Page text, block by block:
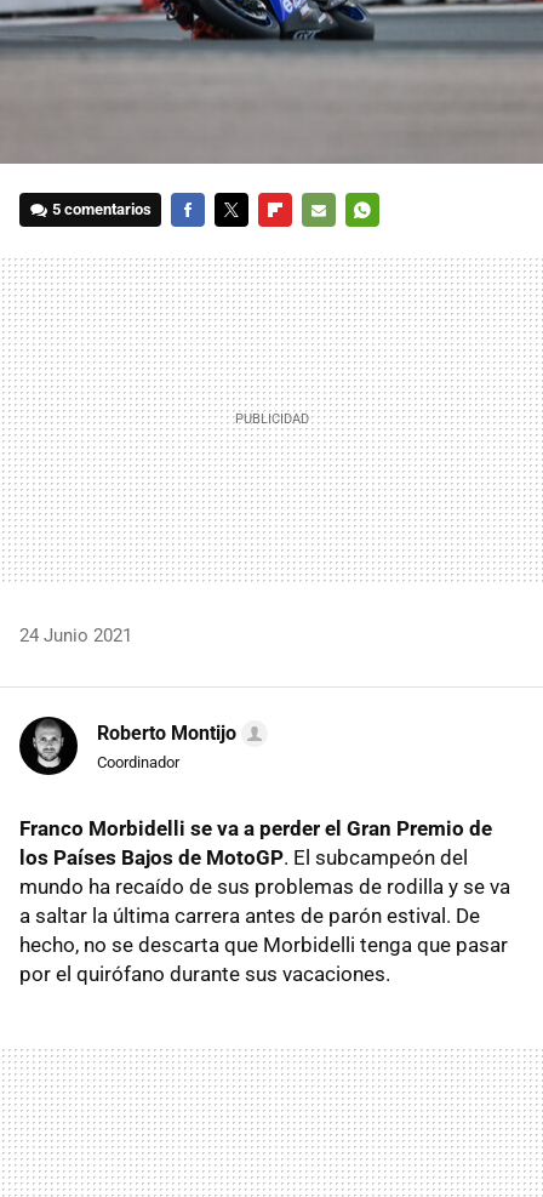
5 comentarios
MAIL
24 Junio 2021
Roberto Montijo
Coordinador
Franco Morbidelli se va a perder el Gran Premio de
los Países Bajos de MotoGP. El subcampeón del
mundo ha recaído de sus problemas de rodilla y se va
a saltar la última carrera antes de parón estival. De
hecho, no se descarta que Morbidelli tenga que pasar
por el quirófano durante sus vacaciones.